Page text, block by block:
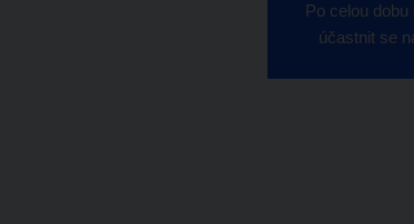
Po celou
účastnit se